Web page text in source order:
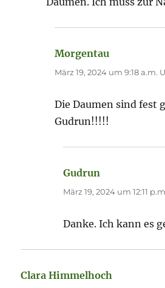
Morgentau
März 19, 2024 um 9:18 a.m.
Die Daumen sind fest
Gudrun!!!!!
Gudrun
März 19, 2024 um 12:11
Danke. Ich kann es
Clara Himmelhoch